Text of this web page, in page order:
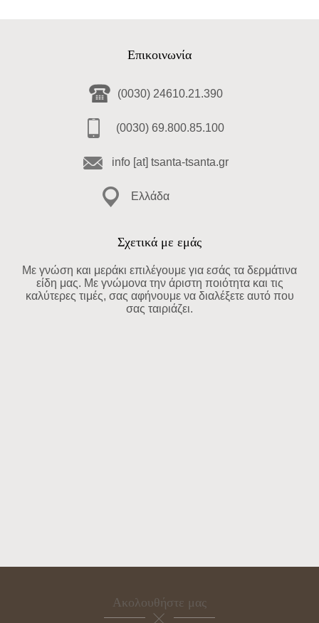
Επικοινωνία
(0030) 24610.21.390
(0030) 69.800.85.100
info [at] tsanta-tsanta.gr
Ελλάδα
Σχετικά με εμάς
Με γνώση και μεράκι επιλέγουμε για εσάς τα δερμάτινα
είδη μας. Με γνώμονα την άριστη ποιότητα και τις
καλύτερες τιμές, σας αφήνουμε να διαλέξετε αυτό που
σας ταιριάζει.
Ακολουθήστε μας